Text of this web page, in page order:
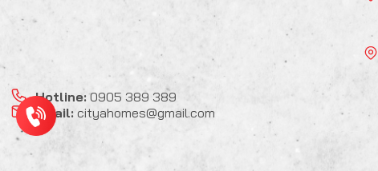
Hotline: 0905 389 389
Email: cityahomes@gmail.com